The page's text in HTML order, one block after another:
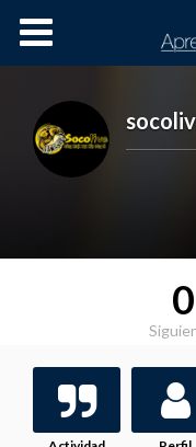
Cursos OnLine
0